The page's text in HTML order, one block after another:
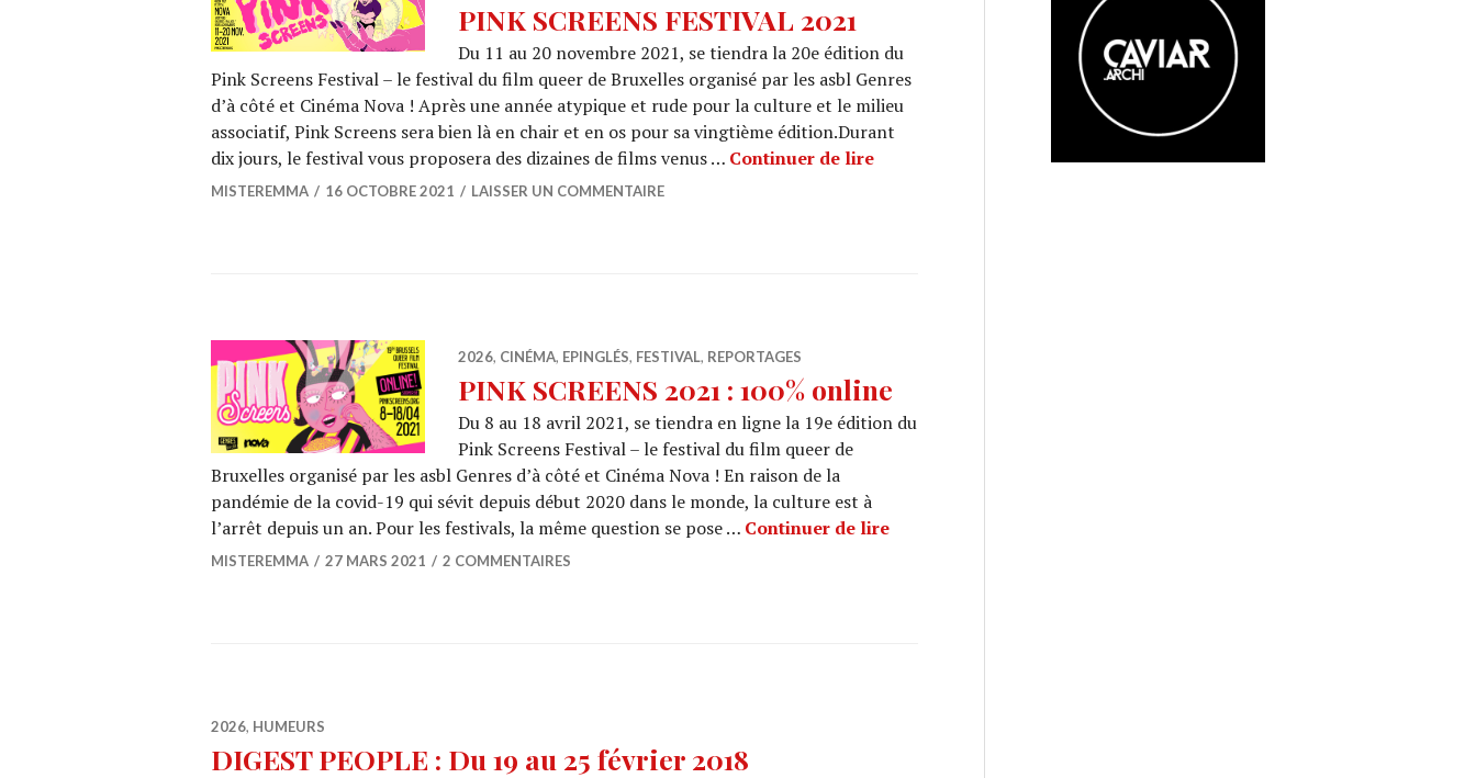
PINK SCREENS FESTIVAL 2021
Du 11 au 20 novembre 2021, se tiendra la 20e édition du
Pink Screens Festival – le festival du film queer de Bruxelles organisé par les asbl Genres
d’à côté et Cinéma Nova ! Après une année atypique et rude pour la culture et le milieu
associatif, Pink Screens sera bien là en chair et en os pour sa vingtième édition.Durant
dix jours, le festival vous proposera des dizaines de films venus … Continuer de lirePINK SCREENS FESTIVAL 2021
MISTEREMMA 16 OCTOBRE 2021 LAISSER UN COMMENTAIRE
2026, CINÉMA, EPINGLÉS, FESTIVAL, REPORTAGES
PINK SCREENS 2021 : 100% online
Du 8 au 18 avril 2021, se tiendra en ligne la 19e édition du
Pink Screens Festival – le festival du film queer de
Bruxelles organisé par les asbl Genres d’à côté et Cinéma Nova ! En raison de la
pandémie de la covid-19 qui sévit depuis début 2020 dans le monde, la culture est à
l’arrêt depuis un an. Pour les festivals, la même question se pose … Continuer de lirePINK SCREENS 2021 : 100% online
MISTEREMMA 27 MARS 2021 2 COMMENTAIRES
2026, HUMEURS
DIGEST PEOPLE : Du 19 au 25 février 2018